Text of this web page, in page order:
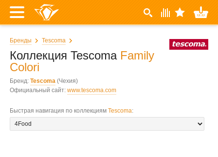
Бренды Tescoma
Коллекция Tescoma Family
Colori
Бренд: Tescoma (Чехия)
Официальный сайт: www.tescoma.com
Быстрая навигация по коллекциям Tescoma: